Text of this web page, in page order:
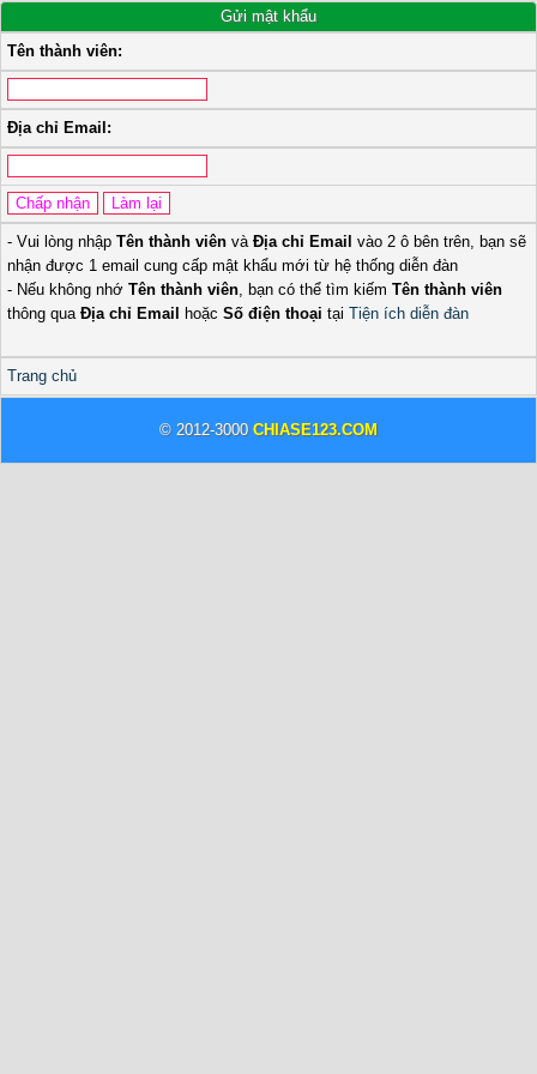
Gửi mật khẩu
Tên thành viên:
Địa chỉ Email:
- Vui lòng nhập Tên thành viên và Địa chỉ Email vào 2 ô bên trên, bạn sẽ
nhận được 1 email cung cấp mật khẩu mới từ hệ thống diễn đàn
- Nếu không nhớ Tên thành viên, bạn có thể tìm kiếm Tên thành viên
thông qua Địa chỉ Email hoặc Số điện thoại tại Tiện ích diễn đàn
Trang chủ
© 2012-3000 CHIASE123.COM